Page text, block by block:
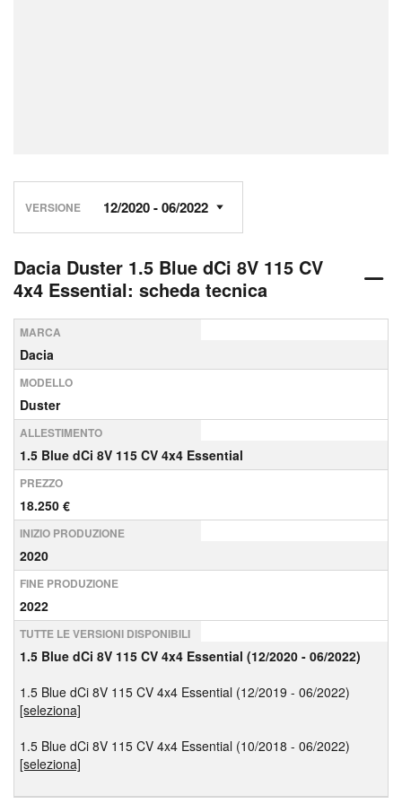
VERSIONE
Dacia Duster 1.5 Blue dCi 8V 115 CV
4x4 Essential: scheda tecnica
MARCA
Dacia
MODELLO
Duster
ALLESTIMENTO
1.5 Blue dCi 8V 115 CV 4x4 Essential
PREZZO
18.250 €
INIZIO PRODUZIONE
2020
FINE PRODUZIONE
2022
TUTTE LE VERSIONI DISPONIBILI
1.5 Blue dCi 8V 115 CV 4x4 Essential (12/2020 - 06/2022)
1.5 Blue dCi 8V 115 CV 4x4 Essential (12/2019 - 06/2022)
[seleziona]
1.5 Blue dCi 8V 115 CV 4x4 Essential (10/2018 - 06/2022)
[seleziona]